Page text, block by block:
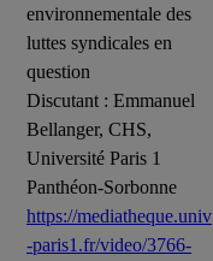
environnementale des
luttes syndicales en
question
Discutant : Emmanuel
Bellanger, CHS,
Université Paris 1
Panthéon-Sorbonne
https://mediatheque.univ
-paris1.fr/video/3766-